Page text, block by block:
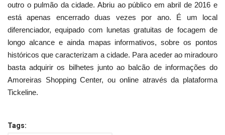
outro o pulmão da cidade. Abriu ao público em abril de 2016 e
está apenas encerrado duas vezes por ano. É um local
diferenciador, equipado com lunetas gratuitas de focagem de
longo alcance e ainda mapas informativos, sobre os pontos
históricos que caracterizam a cidade. Para aceder ao miradouro
basta adquirir os bilhetes junto ao balcão de informações do
Amoreiras Shopping Center, ou online através da plataforma
Tickeline.
Tags: